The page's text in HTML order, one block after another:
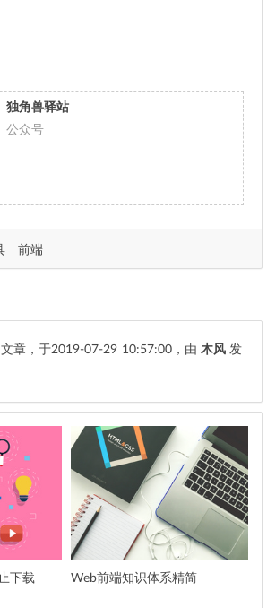
前端
独角兽驿站
公众号
章，于2019-07-29 10:57:00 ，由木风 发
下载 Web前端知识体系精简